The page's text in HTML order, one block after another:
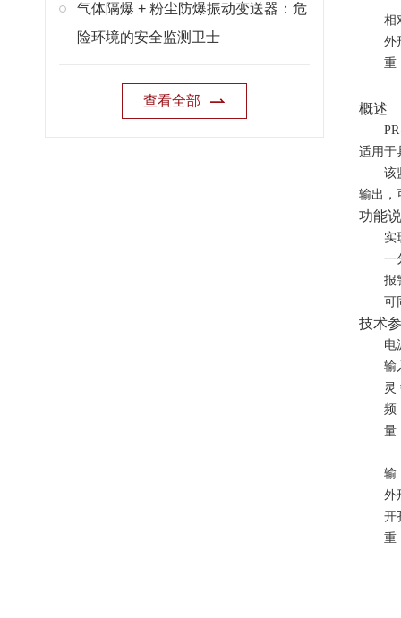
气体隔爆 + 粉尘防爆振动变送器：危
险环境的安全监测卫士
查看全部
相
外
重
概述
适用于
该
输出，
功能
实
一
报
可
技术
电
输
灵
频
量
输
外
开
重